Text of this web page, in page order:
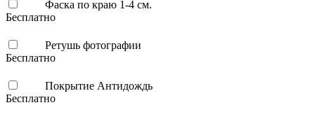
Фаска по краю 1-4 см.
Бесплатно
Ретушь фотографии
Бесплатно
Покрытие Антидождь
Бесплатно